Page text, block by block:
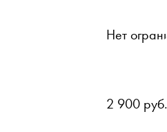
Нет
2 900 руб.